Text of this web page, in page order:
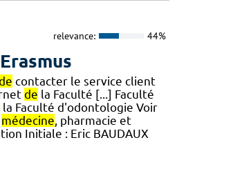
relevance: 44%
contacter le service client
de la Faculté [...] Faculté
la Faculté d'odontologie Voir
médecine, pharmacie et
Initiale : Eric BAUDAUX